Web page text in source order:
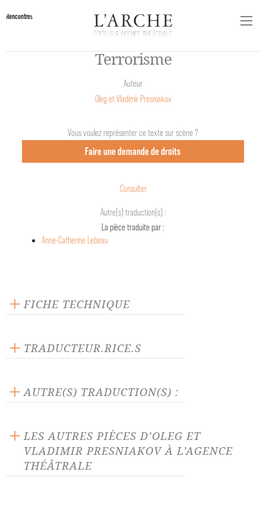
Rencontres
Terrorisme
Auteur
Oleg et Vladimir Presniakov
Vous voulez représenter ce texte sur scène ?
Faire une demande de droits
Consulter
Autre(s) traduction(s) :
La pièce traduite par :
Anne-Catherine Lebeau
FICHE TECHNIQUE
Langue source : russe
Nombre de personnages masculins : 15
TRADUCTEUR.RICE.S
Maud Mabillard
AUTRE(S) TRADUCTION(S) :
LES AUTRES PIÈCES D’OLEG ET
VLADIMIR PRESNIAKOV À L’AGENCE
THÉÂTRALE